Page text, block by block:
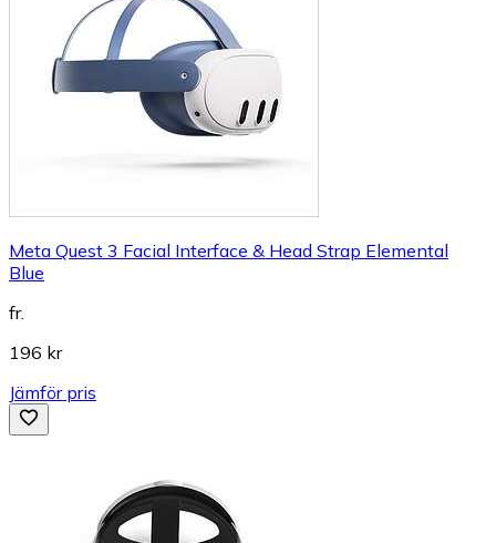
Meta Quest 3 Facial Interface & Head Strap Elemental
Blue
fr.
196 kr
Jämför pris